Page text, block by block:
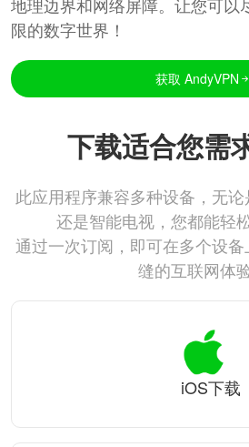
限的数字世界！
获取 AndyVPN
下载适合您需
此应用程序兼容多种设备，无
还是智能电视，您都能轻
通过一次订阅，即可在多个设
缝的互联网体验
iOS下载